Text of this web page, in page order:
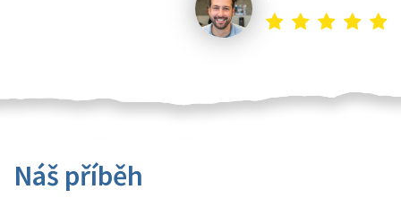
Náš příběh